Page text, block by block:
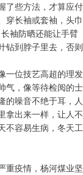
了些方法，才算应付
穿长袖或套袖，头巾
袖防晒还能让手臂
钻到脖子里去，否则
位技艺高超的理发
气，像等待检阅的士
的噪音不绝于耳，人
拿出来一样，让人不
不容易生病，冬天工
疫情，杨河煤业坚